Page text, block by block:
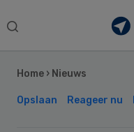
Search
Home › Nieuws
Opslaan Reageer nu
Sidebar